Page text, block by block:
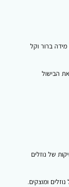
מידה ברור וקל
הבישול
של נוזלים
ומוצקים.